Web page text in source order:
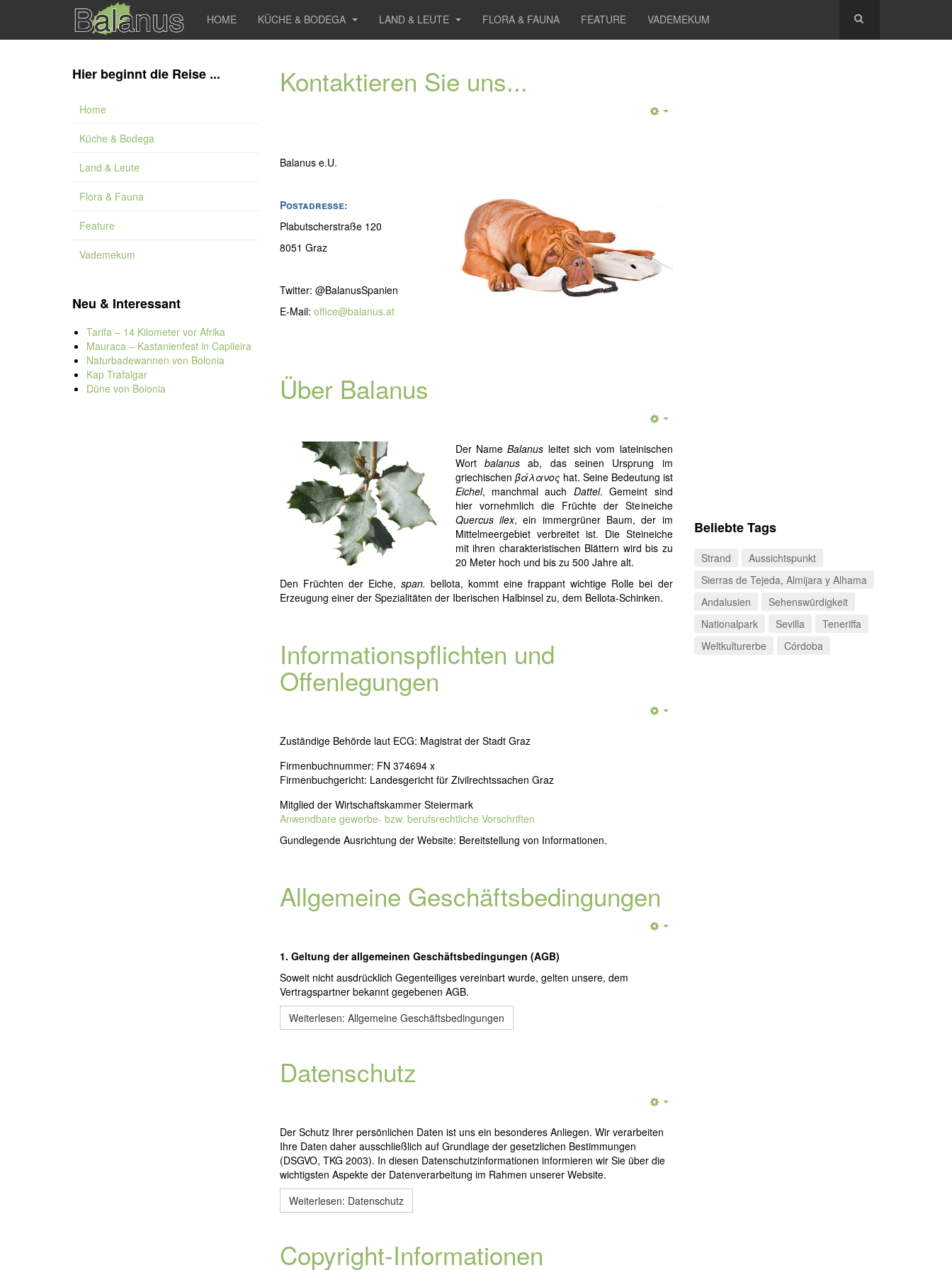
HOME KÜCHE & BODEGA LAND & LEUTE FLORA & FAUNA FEATURE VADEMEKUM
Kontaktieren Sie uns...
Balanus e.U.
Postadresse:
Plabutscherstraße 120
8051 Graz
Twitter: @BalanusSpanien
E-Mail: office@balanus.at
Über Balanus
Der NameBalanus leitet sich vom lateinischen
Wort balanusab, das seinen Ursprung im
griechischen βάλανος hat. Seine Bedeutung ist
Eichel, manchmal auch Dattel. Gemeint sind
hier vornehmlich die Früchte der Steineiche
Quercus ilex, ein immergrüner Baum, der im
Mittelmeergebiet verbreitet ist. Die Steineiche
mit ihren charakteristischen Blättern wird bis zu
20 Meter hoch und bis zu 500 Jahre alt.
Den Früchten der Eiche, span. bellota, kommt eine frappant wichtige Rolle bei der
Erzeugung einer der Spezialitäten der Iberischen Halbinsel zu, dem Bellota-Schinken.
Informationspflichten und
Offenlegungen
Zuständige Behörde laut ECG: Magistrat der Stadt Graz
Firmenbuchnummer: FN 374694 x
Firmenbuchgericht: Landesgericht für Zivilrechtssachen Graz
Mitglied der Wirtschaftskammer Steiermark
Anwendbare gewerbe- bzw. berufsrechtliche Vorschriften
Gundlegende Ausrichtung der Website: Bereitstellung von Informationen.
Allgemeine Geschäftsbedingungen
1. Geltung der allgemeinen Geschäftsbedingungen (AGB)
Soweit nicht ausdrücklich Gegenteiliges vereinbart wurde, gelten unsere, dem
Vertragspartner bekannt gegebenen AGB.
Weiterlesen: Allgemeine Geschäftsbedingungen
Datenschutz
Der Schutz Ihrer persönlichen Daten ist uns ein besonderes Anliegen. Wir verarbeiten
Ihre Daten daher ausschließlich auf Grundlage der gesetzlichen Bestimmungen
(DSGVO, TKG 2003). In diesen Datenschutzinformationen informieren wir Sie über die
wichtigsten Aspekte der Datenverarbeitung im Rahmen unserer Website.
Weiterlesen: Datenschutz
Copyright-Informationen
Hier beginnt die Reise ...
Home
Küche & Bodega
Land & Leute
Flora & Fauna
Feature
Vademekum
Neu & Interessant
Tarifa – 14 Kilometer vor Afrika
Mauraca – Kastanienfest in Capileira
Naturbadewannen von Bolonia
Kap Trafalgar
Düne von Bolonia
Beliebte Tags
Strand
Aussichtspunkt
Sierras de Tejeda, Almijara y Alhama
Andalusien
Sehenswürdigkeit
Nationalpark
Sevilla
Teneriffa
Weltkulturerbe
Córdoba